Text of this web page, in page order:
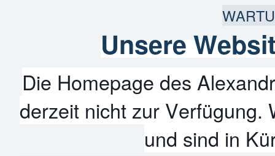
Unsere
Die Homepage des
derzeit nicht zur Verfügung.
und sind in